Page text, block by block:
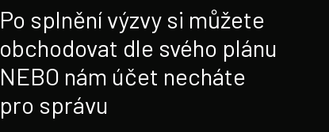
Po splnění výzvy si můžete
obchodovat dle svého plánu
NEBO nám účet necháte
pro správu